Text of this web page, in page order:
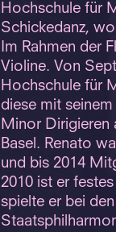
Hochschule für
Schickedanz,
Im Rahmen der
Violine. Von
Hochschule für
diese mit
Minor Dirigieren
Basel. Renato
und bis 2014
2010 ist er
spielte er bei